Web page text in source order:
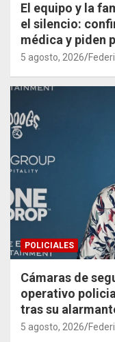
El equipo y la
el silencio:
médica y piden
5 agosto, 2026
POLICIALES
Cámaras de
operativo
tras su
5 agosto, 2026